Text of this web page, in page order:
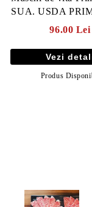
SUA.
96.00 Lei
Vezi
Produs